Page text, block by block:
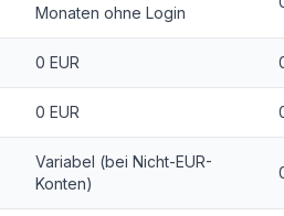
Monaten ohne Login
0 EUR
0 EUR
Variabel (bei Nicht-EUR-
Konten)